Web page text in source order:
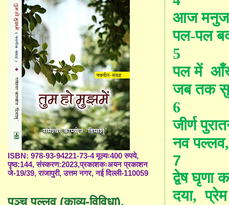
आज मनुज
पल-पल
5
पल में
जब तक
6
जीर्ण
नव पल्लव
7
द्वेष घृणा
दया, प्रेम
ISBN: 978-93-94221-73-4 मूल्यः400 रुपये,
पृष्ठ:144, संस्करण:2023,प्रकाशकःअयन प्रकाशन
जे-19/39, राजापुरी, उत्तम नगर, नई दिल्ली-110059
पञ्च पल्लव (काव्य-विविधा),